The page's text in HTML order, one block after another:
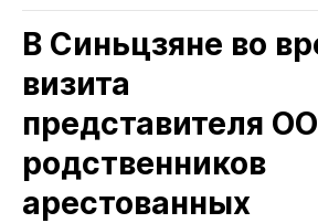
В Синьцзяне во
визита
представителя
родственников
арестованных